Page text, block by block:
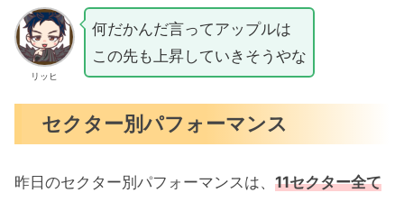
リッヒ
何だかんだ言ってアップルは
この先も上昇していきそうやな
セクター別パフォーマンス
昨日のセクター別パフォーマンスは、 11セクター全て